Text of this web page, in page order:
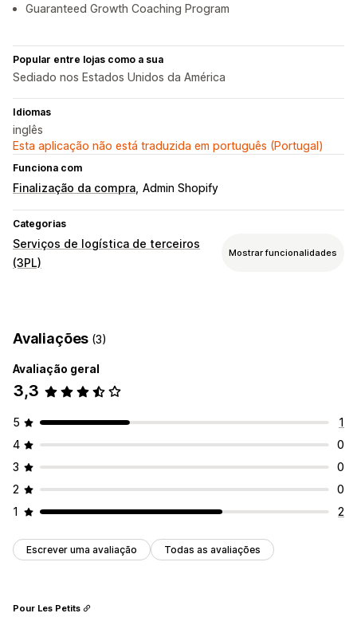
Guaranteed Growth Coaching Program
Popular entre lojas como a sua
Sediado nos Estados Unidos da América
Idiomas
inglês
Esta aplicação não está traduzida em português (Portugal)
Funciona com
Finalização da compra Admin Shopify
Categorias
Serviços de logística de terceiros
(3PL)
Mostrar funcionalidades
Direcionamento de encomendas
Embalagem personalizada
Rastreio de várias transportadoras
Ligações de rastreio
Regras personalizadas
Alertas de stock
Análise de dados Previsão
Avaliações (3)
Avaliação geral
3,3
5
1
4
0
3
0
2
0
1
2
Escrever uma avaliação Todas as avaliações
Pour Les Petits